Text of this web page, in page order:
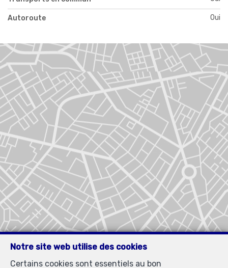
Autoroute Oui
Notre site web utilise des cookies
Certains cookies sont essentiels au bon